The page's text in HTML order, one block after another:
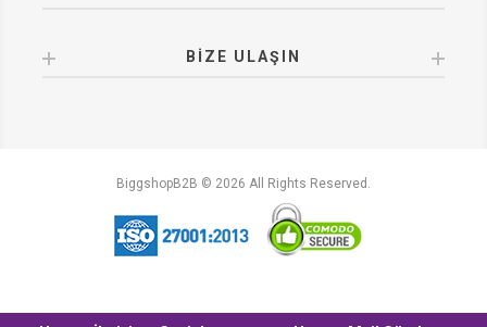
BIZE ULAŞIN
BiggshopB2B © 2026 All Rights Reserved.